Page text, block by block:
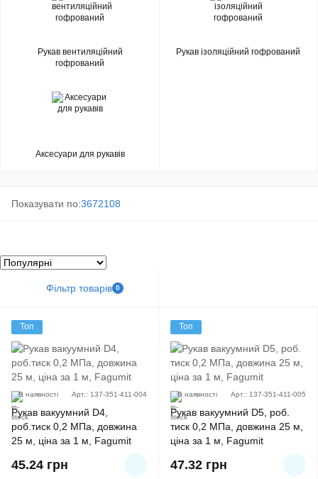
Рукав вентиляційний
гофрований
Рукав ізоляційний гофрований
Аксесуари для рукавів
Фільтр товарів 0
Показувати по:3672108
Топ
В наявності Арт.: 137-351-411-004
Рукав вакуумний D4,
роб.тиск 0,2 МПа, довжина
25 м, ціна за 1 м, Fagumit
45.24 грн
Топ
В наявності Арт.: 137-351-411-005
Рукав вакуумний D5, роб.
тиск 0,2 МПа, довжина 25 м,
ціна за 1 м, Fagumit
47.32 грн